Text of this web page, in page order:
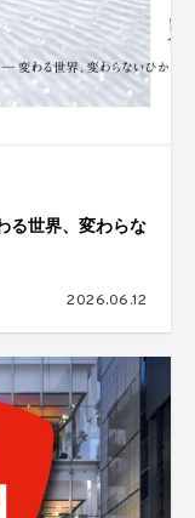
る世界、変わらな
2026.06.12